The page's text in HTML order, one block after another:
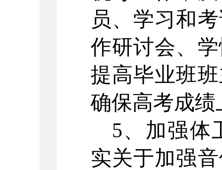
员、学习和
作研讨会、
提高毕业班
确保高考成
5、加强体
实关于加强